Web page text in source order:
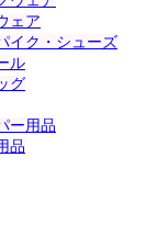
ェア
イク・シューズ
ル
グ
ー用品
品